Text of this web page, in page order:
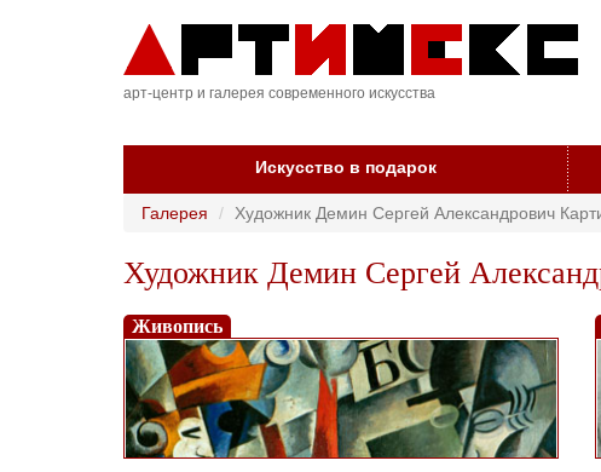
арт-центр и галерея современного искусства
Искусство в подарок
Галерея Художник Демин Сергей Александрович
Художник Демин Сергей
Живопись